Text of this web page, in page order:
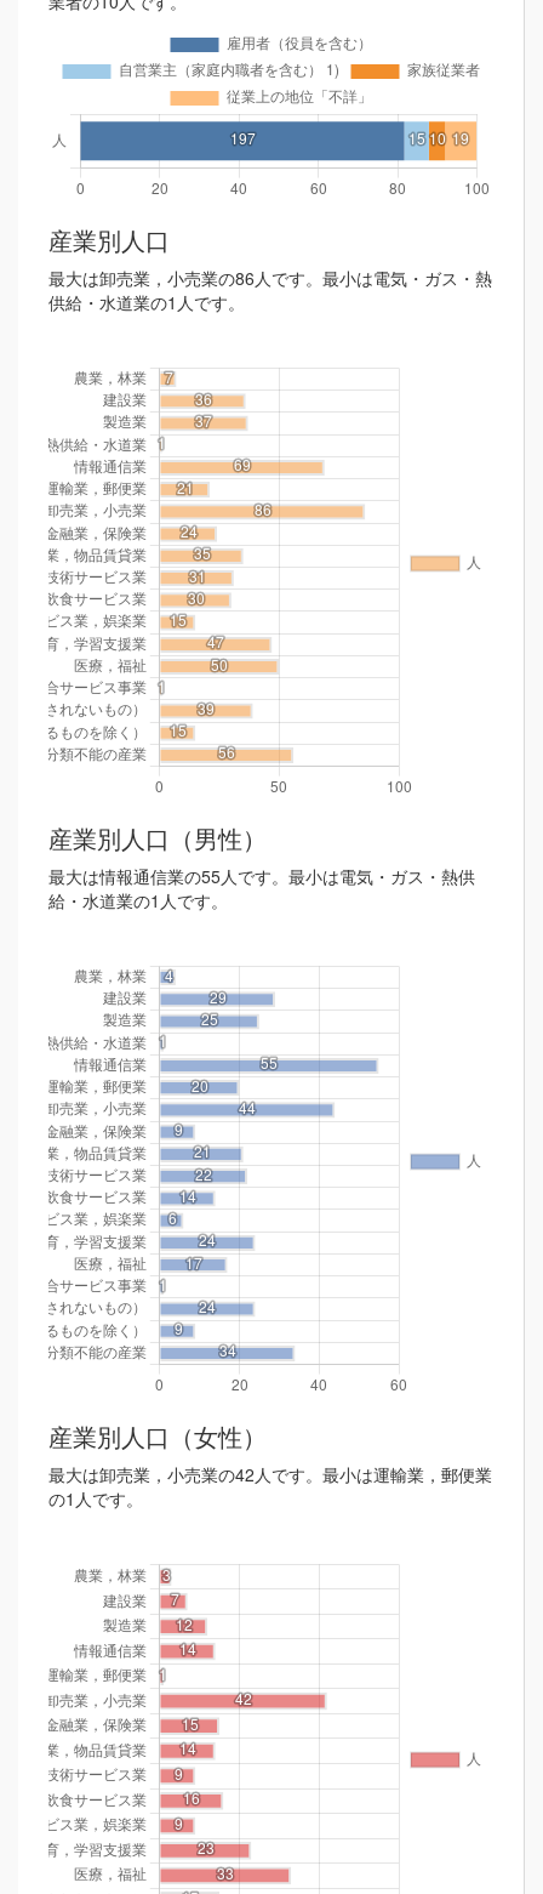
産業別人口
最大は卸売業，小売業の86人です。最小は電気・ガス・熱
供給・水道業の1人です。
産業別人口（男性）
最大は情報通信業の55人です。最小は電気・ガス・熱供
給・水道業の1人です。
産業別人口（女性）
最大は卸売業，小売業の42人です。最小は運輸業，郵便業
の1人です。